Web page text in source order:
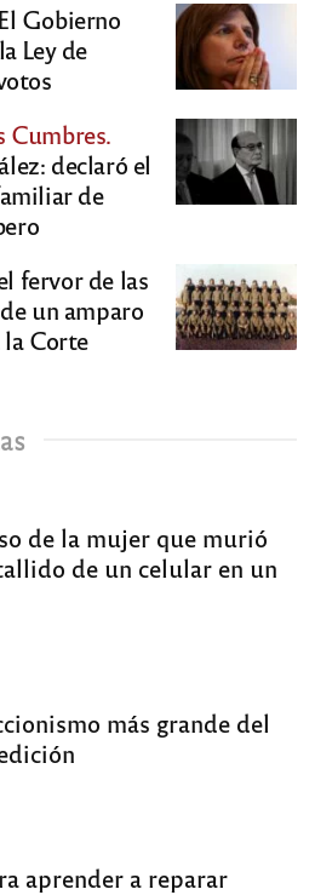
El Gobierno
Ley de
Cumbres.
declaró el
de
fervor de las
un amparo
la Corte
de la mujer que murió
de un celular en un
más grande del
aprender a reparar